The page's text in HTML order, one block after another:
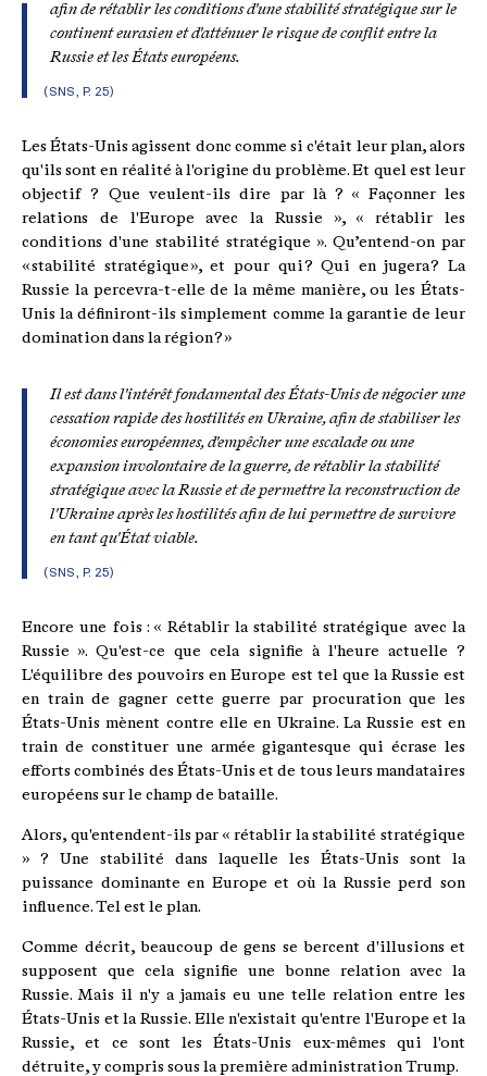
afin de rétablir les conditions d'une stabilité stratégique sur le
continent eurasien et d'atténuer le risque de conflit entre la
Russie et les États européens.
(SNS, P. 25)
Les États-Unis agissent donc comme si c'était leur plan, alors
qu'ils sont en réalité à l'origine du problème. Et quel est leur
objectif ? Que veulent-ils dire par là ? « Façonner les
relations de l'Europe avec la Russie », « rétablir les
conditions d'une stabilité stratégique ». Qu’entend-on par
« stabilité stratégique », et pour qui ? Qui en jugera ? La
Russie la percevra-t-elle de la même manière, ou les États-
Unis la définiront-ils simplement comme la garantie de leur
domination dans la région ? »
Il est dans l'intérêt fondamental des États-Unis de négocier une
cessation rapide des hostilités en Ukraine, afin de stabiliser les
économies européennes, d'empêcher une escalade ou une
expansion involontaire de la guerre, de rétablir la stabilité
stratégique avec la Russie et de permettre la reconstruction de
l'Ukraine après les hostilités afin de lui permettre de survivre
en tant qu'État viable.
(SNS, P. 25)
Encore une fois : « Rétablir la stabilité stratégique avec la
Russie ». Qu'est-ce que cela signifie à l'heure actuelle ?
L'équilibre des pouvoirs en Europe est tel que la Russie est
en train de gagner cette guerre par procuration que les
États-Unis mènent contre elle en Ukraine. La Russie est en
train de constituer une armée gigantesque qui écrase les
efforts combinés des États-Unis et de tous leurs mandataires
européens sur le champ de bataille.
Alors, qu'entendent-ils par « rétablir la stabilité stratégique
» ? Une stabilité dans laquelle les États-Unis sont la
puissance dominante en Europe et où la Russie perd son
influence. Tel est le plan.
Comme décrit, beaucoup de gens se bercent d'illusions et
supposent que cela signifie une bonne relation avec la
Russie. Mais il n'y a jamais eu une telle relation entre les
États-Unis et la Russie. Elle n'existait qu'entre l'Europe et la
Russie, et ce sont les États-Unis eux-mêmes qui l'ont
détruite, y compris sous la première administration Trump.